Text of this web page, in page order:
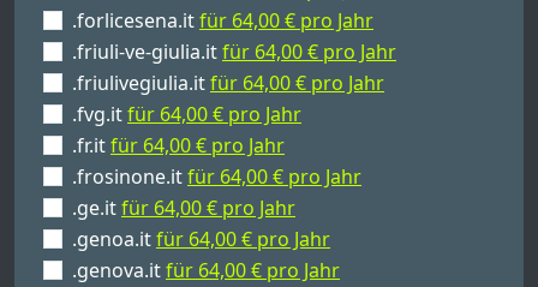
.forlicesena.itfür 64,00 € pro Jahr
.friuli-ve-giulia.itfür 64,00 € pro Jahr
.friulivegiulia.itfür 64,00 € pro Jahr
.fvg.itfür 64,00 € pro Jahr
.fr.itfür 64,00 € pro Jahr
.frosinone.itfür 64,00 € pro Jahr
.ge.itfür 64,00 € pro Jahr
.genoa.itfür 64,00 € pro Jahr
.genova.itfür 64,00 € pro Jahr